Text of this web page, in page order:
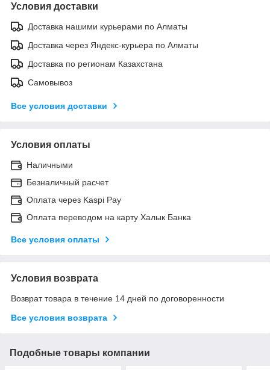
Условия доставки
Доставка нашими курьерами по Алматы
Доставка через Яндекс-курьера по Алматы
Доставка по регионам Казахстана
Самовывоз
Все условия доставки
Условия оплаты
Наличными
Безналичный расчет
Оплата через Kaspi Pay
Оплата переводом на карту Халык Банка
Все условия оплаты
Условия возврата
Возврат товара в течение 14 дней по договоренности
Все условия возврата
Подобные товары компании